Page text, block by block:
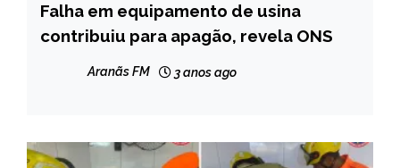
BRASIL
NOTÍCIAS
Falha em equipamento de usina
contribuiu para apagão, revela ONS
Aranãs FM 3 anos ago